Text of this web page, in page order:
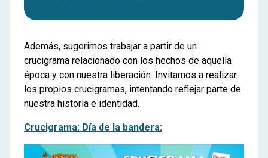
Además, sugerimos trabajar a partir de un
crucigrama relacionado con los hechos de aquella
época y con nuestra liberación. Invitamos a realizar
los propios crucigramas, intentando reflejar parte de
nuestra historia e identidad.
Crucigrama: Día de la bandera: